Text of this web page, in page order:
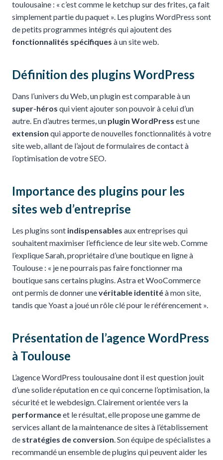
toulousaine : « c’est comme le ketchup sur des frites, ça fait
simplement partie du paquet ». Les plugins WordPress sont
de petits programmes intégrés qui ajoutent des
fonctionnalités spécifiques à un site web.
Définition des plugins WordPress
Dans l’univers du Web, un plugin est comparable à un
super-héros qui vient ajouter son pouvoir à celui d’un
autre. En d’autres termes, un plugin WordPress est une
extension qui apporte de nouvelles fonctionnalités à votre
site web, allant de l’ajout de formulaires de contact à
l’optimisation de votre SEO.
Importance des plugins pour les
sites web d’entreprise
Les plugins sont indispensables aux entreprises qui
souhaitent maximiser l’efficience de leur site web. Comme
l’explique Sarah, propriétaire d’une boutique en ligne à
Toulouse : « je ne pourrais pas faire fonctionner ma
boutique sans certains plugins. Astra et WooCommerce
ont permis de donner unevéritable identitéà mon site,
tandis que Yoast a joué un rôle clé pour le référencement ».
Présentation de l’agence WordPress
à Toulouse
L’agence WordPress toulousaine dont il est question jouit
d’une solide réputation en ce qui concerne l’optimisation, la
sécurité et le webdesign. Clairement orientée vers la
performanceet le résultat, elle propose une gamme de
services allant de la maintenance de sites à l’établissement
de stratégies de conversion. Son équipe de spécialistes a
recommandé un ensemble de plugins qui peuvent aider les